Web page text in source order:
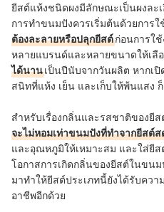
ยีสต์แห้งชนิดผงมีลักษณะเป็นผงละ
การทำขนมปังควรเริ่มต้นด้วยการ
ต้องละลายหรือปลุกยีสต์ก่อนการใ
หลายแบรนด์และหลายขนาดให้เลื
ได้นานเป็นปีนับจากวันผลิต หากเ
สนิทที่แห้ง เย็น และเก็บให้พ้นแสง
สำหรับเรื่องกลิ่นและรสชาติของยี
จะไม่หอมเท่าขนมปังที่ทำจากยีสต์ส
และอุณหภูมิให้เหมาะสม และใส่ยี
โอกาสการเกิดกลิ่นของยีสต์ในขน
มาทำให้ยีสต์ประเภทนี้ยังได้รับคว
อาชีพอีกด้วย